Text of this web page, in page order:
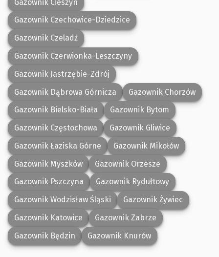
Gazownik Cieszyn
Gazownik Czechowice-Dziedzice
Gazownik Czeladź
Gazownik Czerwionka-Leszczyny
Gazownik Jastrzębie-Zdrój
Gazownik Dąbrowa Górnicza
Gazownik Chorzów
Gazownik Bielsko-Biała
Gazownik Bytom
Gazownik Częstochowa
Gazownik Gliwice
Gazownik Łaziska Górne
Gazownik Mikołów
Gazownik Myszków
Gazownik Orzesze
Gazownik Pszczyna
Gazownik Rydułtowy
Gazownik Wodzisław Śląski
Gazownik Żywiec
Gazownik Katowice
Gazownik Zabrze
Gazownik Będzin
Gazownik Knurów